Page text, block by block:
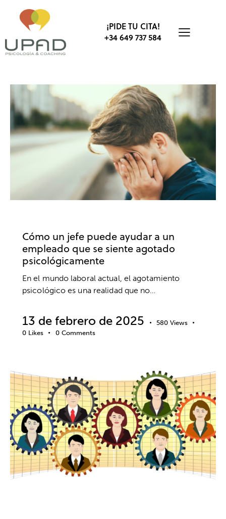
¡PIDE TU CITA!
+34 649 737 584
Cómo un jefe puede ayudar a un
empleado que se siente agotado
psicológicamente
En el mundo laboral actual, el agotamiento
psicológico es una realidad que no…
13 de febrero de 2025 580 Views
0 Likes 0 Comments